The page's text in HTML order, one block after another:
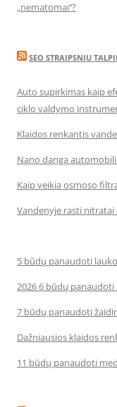
„nematomai‘‘?
SEO STRAIPSNIU
Auto supirkimas kaip
ciklo valdymo
Klaidos renkantis
Nano danga
Kaip veikia osmoso
Vandenyje rasti nitratai
5 būdų panaudoti
2026 6 būdų
7 būdų panaudoti
Dažniausios klaidos
11 būdų panaudoti